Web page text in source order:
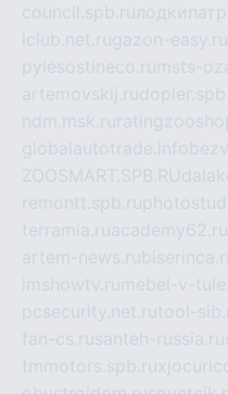
council.spb.ru
iclub.net.rugazon-easy.ru
pylesostineco.ru msts-
artemovskij.ru
ndm.msk.ru
globalautotrade.info
ZOOSMART.SPB.RU
remontt.spb.ru
terramia.ruacademy62.ru
artem-news.ru
imshowtv.ru mebel-v-
pcsecurity.net.rutool-
fan-cs.rusanteh-russia.ru
tmmotors.spb.ru